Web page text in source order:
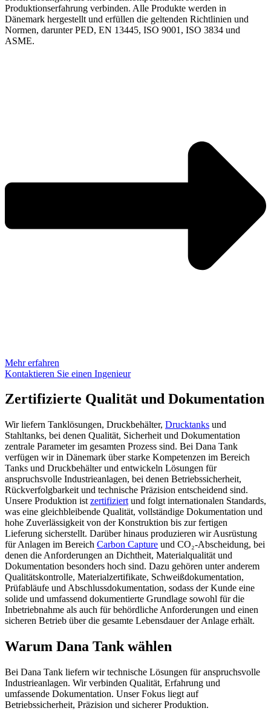
Produktionserfahrung verbinden. Alle Produkte werden in
Dänemark hergestellt und erfüllen die geltenden Richtlinien und
Normen, darunter PED, EN 13445, ISO 9001, ISO 3834 und
ASME.
Mehr erfahren
Kontaktieren Sie einen Ingenieur
Zertifizierte Qualität und Dokumentation
Wir liefern Tanklösungen, Druckbehälter, Drucktanks und
Stahltanks, bei denen Qualität, Sicherheit und Dokumentation
zentrale Parameter im gesamten Prozess sind. Bei Dana Tank
verfügen wir in Dänemark über starke Kompetenzen im Bereich
Tanks und Druckbehälter und entwickeln Lösungen für
anspruchsvolle Industrieanlagen, bei denen Betriebssicherheit,
Rückverfolgbarkeit und technische Präzision entscheidend sind.
Unsere Produktion ist zertifiziert und folgt internationalen Standards,
was eine gleichbleibende Qualität, vollständige Dokumentation und
hohe Zuverlässigkeit von der Konstruktion bis zur fertigen
Lieferung sicherstellt. Darüber hinaus produzieren wir Ausrüstung
für Anlagen im Bereich Carbon Capture und CO₂-Abscheidung, bei
denen die Anforderungen an Dichtheit, Materialqualität und
Dokumentation besonders hoch sind. Dazu gehören unter anderem
Qualitätskontrolle, Materialzertifikate, Schweißdokumentation,
Prüfabläufe und Abschlussdokumentation, sodass der Kunde eine
solide und umfassend dokumentierte Grundlage sowohl für die
Inbetriebnahme als auch für behördliche Anforderungen und einen
sicheren Betrieb über die gesamte Lebensdauer der Anlage erhält.
Warum Dana Tank wählen
Bei Dana Tank liefern wir technische Lösungen für anspruchsvolle
Industrieanlagen. Wir verbinden Qualität, Erfahrung und
umfassende Dokumentation. Unser Fokus liegt auf
Betriebssicherheit, Präzision und sicherer Produktion.